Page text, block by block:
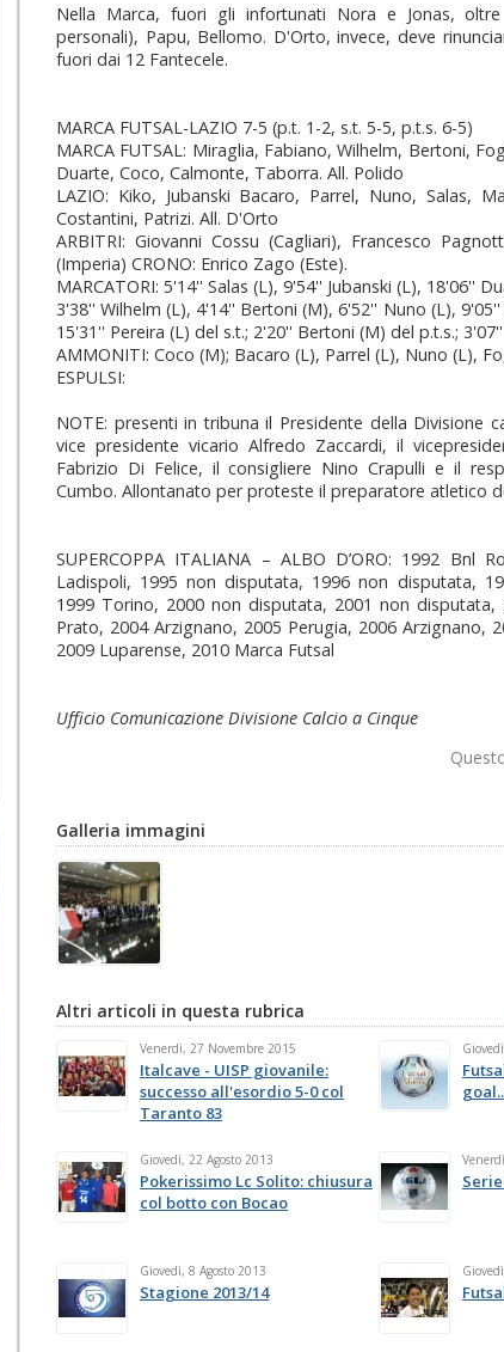
Nella Marca, fuori gli infortunati Nora e Jonas,
personali), Papu, Bellomo. D'Orto, invece, deve
fuori dai 12 Fantecele.
MARCA FUTSAL-LAZIO 7-5 (p.t. 1-2, s.t. 5-5, p.t.s. 6-5)
MARCA FUTSAL: Miraglia, Fabiano, Wilhelm, Bertoni,
Duarte, Coco, Calmonte, Taborra. All. Polido
LAZIO: Kiko, Jubanski Bacaro, Parrel, Nuno, Salas,
Costantini, Patrizi. All. D'Orto
ARBITRI: Giovanni Cossu (Cagliari), Francesco
(Imperia) CRONO: Enrico Zago (Este).
MARCATORI: 5'14'' Salas (L), 9'54'' Jubanski (L), 18'06''
3'38'' Wilhelm (L), 4'14'' Bertoni (M), 6'52'' Nuno (L),
15'31'' Pereira (L) del s.t.; 2'20'' Bertoni (M) del p.t.s.;
AMMONITI: Coco (M); Bacaro (L), Parrel (L), Nuno (L),
ESPULSI:
NOTE: presenti in tribuna il Presidente della Divisione
vice presidente vicario Alfredo Zaccardi, il
Fabrizio Di Felice, il consigliere Nino Crapulli e il
Cumbo. Allontanato per proteste il preparatore atletico
SUPERCOPPA ITALIANA – ALBO D’ORO: 1992 Bnl
Ladispoli, 1995 non disputata, 1996 non disputata,
1999 Torino, 2000 non disputata, 2001 non disputata,
Prato, 2004 Arzignano, 2005 Perugia, 2006 Arzignano,
2009 Luparense, 2010 Marca Futsal
Ufficio Comunicazione Divisione Calcio a Cinque
Galleria immagini
Altri articoli in questa rubrica
Venerdì, 27 Novembre 2015
Italcave - UISP giovanile:
successo all'esordio 5-0 col
Taranto 83
Giovedì, 22 Agosto 2013
Pokerissimo Lc Solito: chiusura
col botto con Bocao
Giovedì, 8 Agosto 2013
Stagione 2013/14